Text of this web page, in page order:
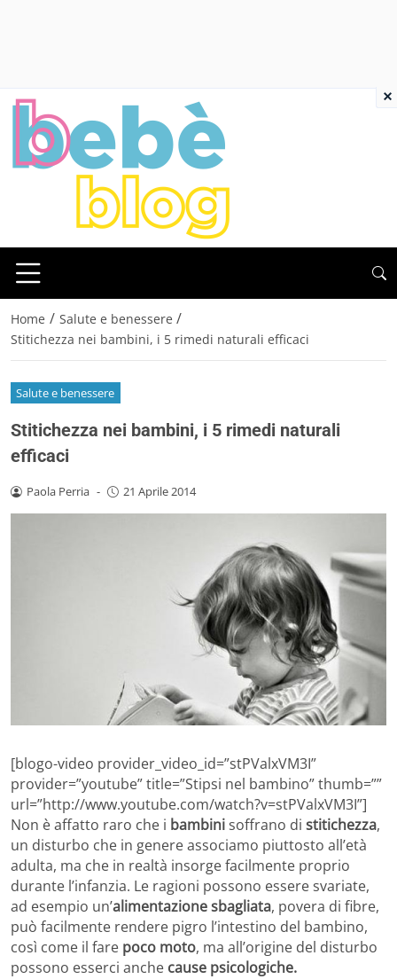
Home / Salute e benessere /
Stitichezza nei bambini, i 5 rimedi naturali efficaci
Salute e benessere
Stitichezza nei bambini, i 5 rimedi naturali
efficaci
Paola Perria - 21 Aprile 2014
[blogo-video provider_video_id=”stPValxVM3I”
provider=”youtube” title=”Stipsi nel bambino” thumb=””
url=”http://www.youtube.com/watch?v=stPValxVM3I”]
Non è affatto raro che i bambinisoffrano di stitichezza,
un disturbo che in genere associamo piuttosto all’età
adulta, ma che in realtà insorge facilmente proprio
durante l’infanzia. Le ragioni possono essere svariate,
ad esempio un’alimentazione sbagliata, povera di fibre,
può facilmente rendere pigro l’intestino del bambino,
così come il fare poco moto, ma all’origine del disturbo
possono esserci anche cause psicologiche.
×